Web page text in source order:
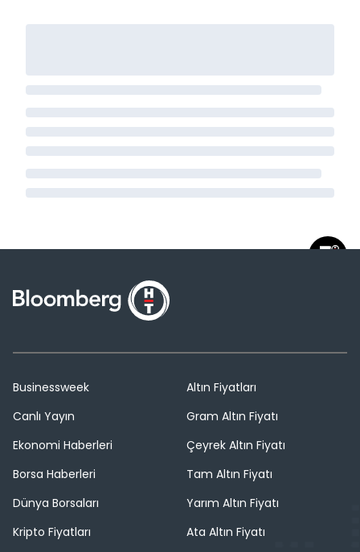
Businessweek
Canlı Yayın
Ekonomi Haberleri
Borsa Haberleri
Dünya Borsaları
Kripto Fiyatları
Altın Fiyatları
Gram Altın Fiyatı
Çeyrek Altın Fiyatı
Tam Altın Fiyatı
Yarım Altın Fiyatı
Ata Altın Fiyatı